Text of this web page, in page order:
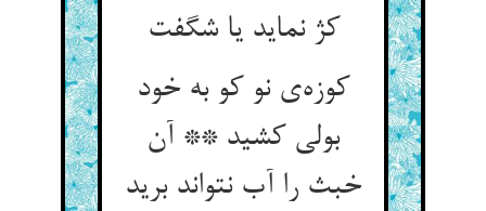
کژ نماید یا شگفت
کوزه‌ی نو کو به خود
بولی کشید ** آن
خبث را آب نتواند برید